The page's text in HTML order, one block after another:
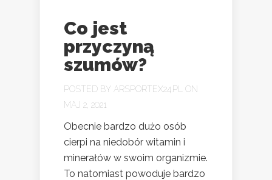
Co jest
przyczyną
szumów?
POSTED BY ARSPORTEX24.PL
ON
MAJ 2, 2021
Obecnie bardzo dużo osób
cierpi na niedobór witamin i
minerałów w swoim organizmie.
To natomiast powoduje bardzo